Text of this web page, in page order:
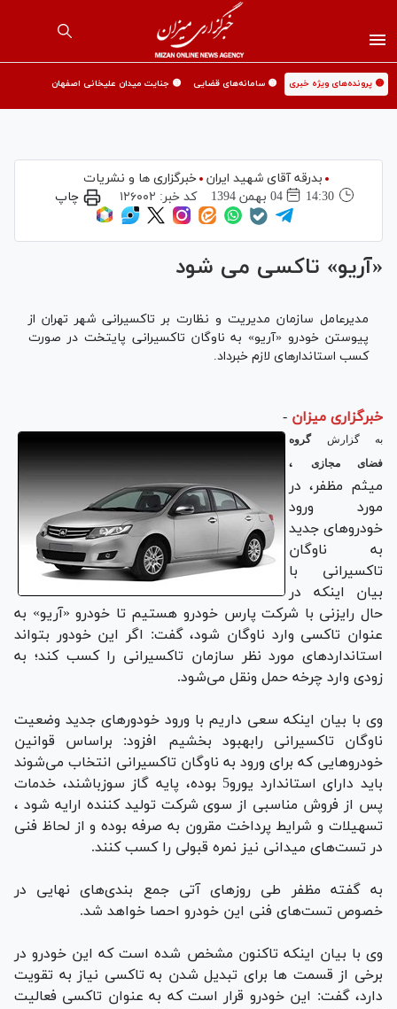
🟡 پرونده‌های ویژه خبری 🟡 سامانه‌های قضایی 🟡 جنایت میدان علیخانی اصفهان
بدرقه آقای شهید ایران
خبرگزاری ها و نشریات
14:30
04 بهمن 1394 کد خبر: ۱۲۶۰۰۲ چاپ
«آریو» تاکسی می شود
مدیرعامل سازمان مدیریت و نظارت بر تاکسیرانی شهر تهران از
پیوستن خودرو «آریو» به ناوگان تاکسیرانی پایتخت در صورت
کسب استاندارهای لازم خبرداد.
خبرگزاری میزان -
به گزارشگروه
فضای مجازی
،
میثم مظفر، در
مورد ورود
خودروهای جدید
به ناوگان
تاکسیرانی با
بیان اینکه در
حال رایزنی با شرکت پارس خودرو هستیم تا خودرو «آریو» به
عنوان تاکسی وارد ناوگان شود، گفت: اگر این خودور بتواند
استانداردهای مورد نظر سازمان تاکسیرانی را کسب کند؛ به
زودی وارد چرخه حمل ونقل می‌شود.
وی با بیان اینکه سعی داریم با ورود خودورهای جدید وضعیت
ناوگان تاکسیرانی رابهبود بخشیم افزود: براساس قوانین
خودروهایی که برای ورود به ناوگان تاکسیرانی انتخاب می‌شوند
باید دارای استاندارد یورو5 بوده، پایه گاز سوزباشند، خدمات
پس از فروش مناسبی از سوی شرکت تولید کننده ارایه شود ،
تسهیلات و شرایط پرداخت مقرون به صرفه بوده و از لحاظ فنی
در تست‌های میدانی نیز نمره قبولی را کسب کنند.
به گفته مظفر طی روزهای آتی جمع بندی‌های نهایی در
خصوص تست‌های فنی این خودرو احصا خواهد شد.
وی با بیان اینکه تاکنون مشخص شده است که این خودرو در
برخی از قسمت ها برای تبدیل شدن به تاکسی نیاز به تقویت
دارد، گفت: این خودرو قرار است که به عنوان تاکسی فعالیت